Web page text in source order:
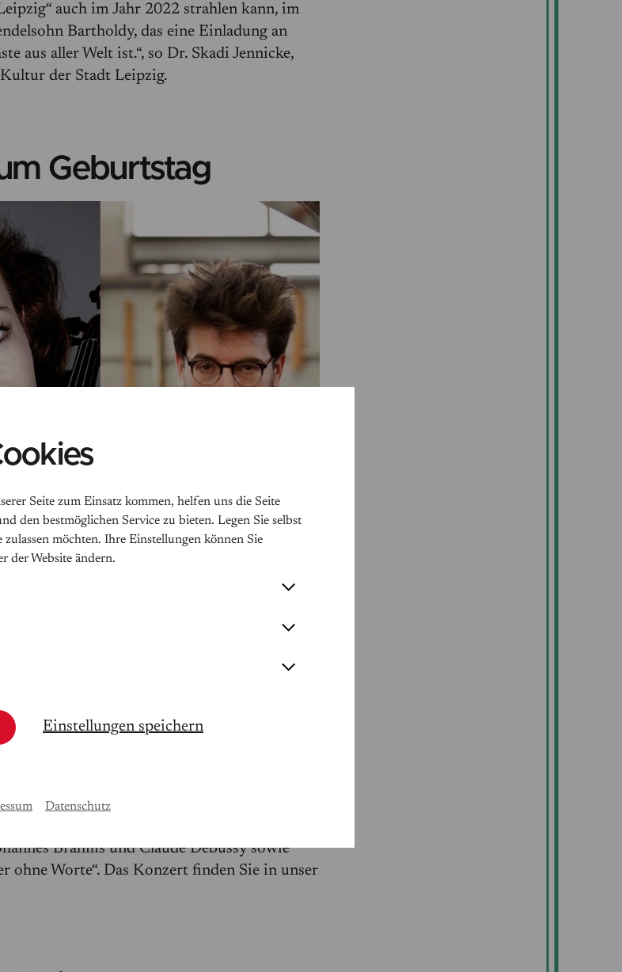
auch im Jahr 2022 strahlen kann, im
Bartholdy, das eine Einladung an
aus aller Welt ist.“, so Dr. Skadi Jennicke,
der Stadt Leipzig.
Geburtstag
Carcano © Lennart Ruehle
20 Uhr.Carolin Widmann
Brahms und Claude Debussy sowie
ohne Worte“. Das Konzert finden Sie in unser
Seite zum Einsatz kommen, helfen uns die Seite
den bestmöglichen Service zu bieten. Legen Sie selbst
zulassen möchten. Ihre Einstellungen können Sie
der Website ändern.
Einstellungen speichern
Datenschutz